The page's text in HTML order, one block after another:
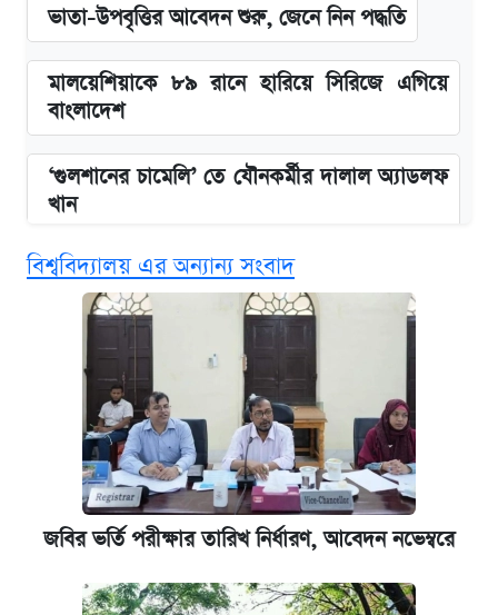
ভাতা-উপবৃত্তির আবেদন শুরু, জেনে নিন পদ্ধতি
মালয়েশিয়াকে ৮৯ রানে হারিয়ে সিরিজে এগিয়ে
বাংলাদেশ
‘গুলশানের চামেলি’ তে যৌনকর্মীর দালাল অ্যাডলফ
খান
এক ক্লিকে জেনে নিন আইফোন ১৮ প্রো ম্যাক্সের
দাম ও ফিচার
কবে শুরু হচ্ছে ঢাবির ভর্তি আবেদন, জানাল কর্তৃপক্ষ
নবম জাতীয় পে-স্কেল নিয়ে সর্বশেষ যা জানা গেল
আজকের বাজারে স্বর্ণ-রুপার দাম (৫ আগস্ট)
পাঁচ দপ্তরে নতুন সচিব নিয়োগ দিল সরকার
বিশ্ববিদ্যালয় এর অন্যান্য সংবাদ
জবির ভর্তি পরীক্ষার তারিখ নির্ধারণ, আবেদন নভেম্বরে